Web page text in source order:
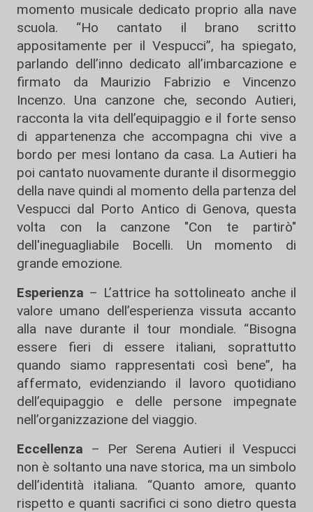
momento musicale dedicato proprio alla nave
scuola. “Ho cantato il brano scritto
appositamente per il Vespucci”, ha spiegato,
parlando dell’inno dedicato all’imbarcazione e
firmato da Maurizio Fabrizio e Vincenzo
Incenzo. Una canzone che, secondo Autieri,
racconta la vita dell’equipaggio e il forte senso
di appartenenza che accompagna chi vive a
bordo per mesi lontano da casa. La Autieri ha
poi cantato nuovamente durante il disormeggio
della nave quindi al momento della partenza del
Vespucci dal Porto Antico di Genova, questa
volta con la canzone "Con te partirò"
dell'ineguagliabile Bocelli. Un momento di
grande emozione.
Esperienza – L’attrice ha sottolineato anche il
valore umano dell’esperienza vissuta accanto
alla nave durante il tour mondiale. “Bisogna
essere fieri di essere italiani, soprattutto
quando siamo rappresentati così bene”, ha
affermato, evidenziando il lavoro quotidiano
dell’equipaggio e delle persone impegnate
nell’organizzazione del viaggio.
Eccellenza – Per Serena Autieri il Vespucci
non è soltanto una nave storica, ma un simbolo
dell’identità italiana. “Quanto amore, quanto
rispetto e quanti sacrifici ci sono dietro questa